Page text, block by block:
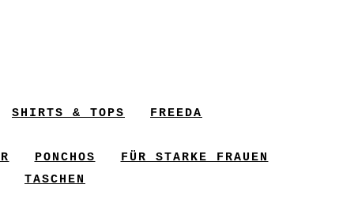
SHIRTS & TOPS FREEDA
PONCHOS
FÜR STARKE FRAUEN
TASCHEN